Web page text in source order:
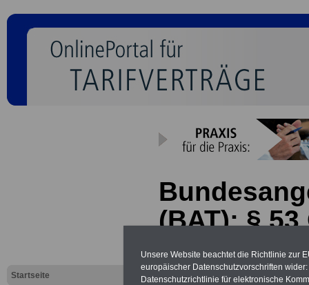
Startseite
(BAT): §
Kündigung
Unsere Website beachtet die Richtlinie zur
europäischer Datenschutzvorschriften
Datenschutzrichtlinie für elektronische